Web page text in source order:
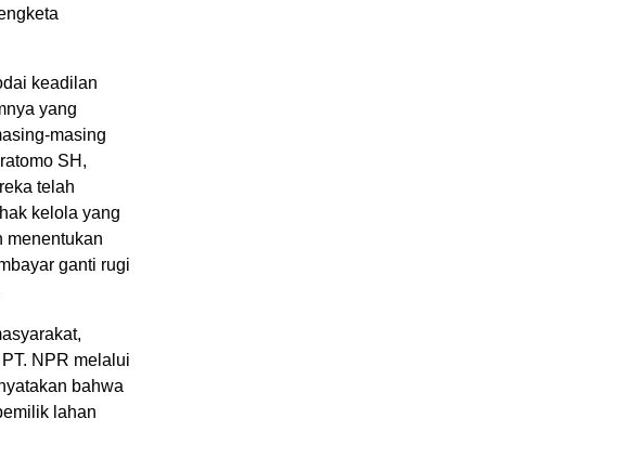
keadilan
yang
masing
SH,
telah
kelola yang
menentukan
ganti rugi
NPR melalui
bahwa
lahan